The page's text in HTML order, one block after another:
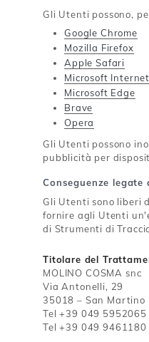
Gli Utenti possono,
Google Chrome
Mozilla Firefox
Apple Safari
Microsoft
Microsoft Edge
Brave
Opera
Gli Utenti possono
pubblicità per
Conseguenze
Gli Utenti sono liberi
fornire agli Utenti
di Strumenti di
Titolare del
MOLINO COSMA snc
Via Antonelli, 29
35018 – San Martino
Tel +39 049 5952065
Tel +39 049 9461180